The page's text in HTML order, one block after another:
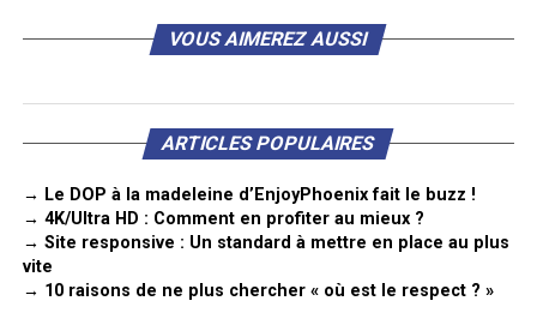
VOUS AIMEREZ AUSSI
ARTICLES POPULAIRES
→ Le DOP à la madeleine d’EnjoyPhoenix fait le buzz !
→ 4K/Ultra HD : Comment en profiter au mieux ?
→ Site responsive : Un standard à mettre en place au plus
vite
→ 10 raisons de ne plus chercher « où est le respect ? »